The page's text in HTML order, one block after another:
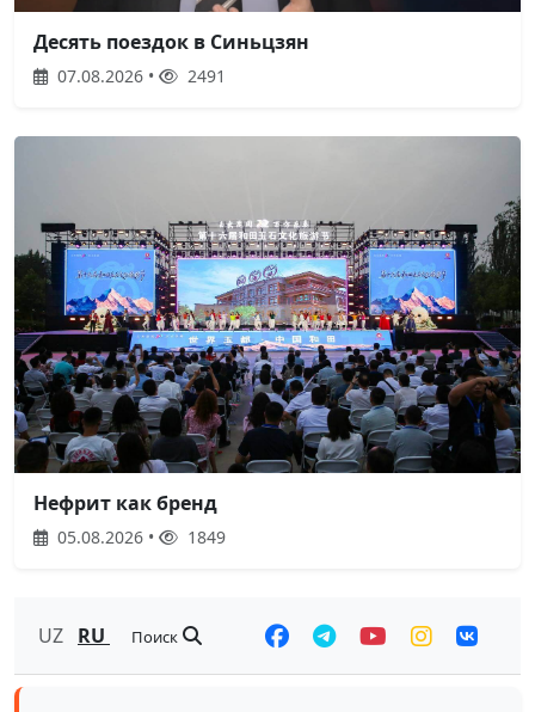
Десять поездок в Синьцзян
07.08.2026 • 2491
Нефрит как бренд
05.08.2026 • 1849
UZ RU Поиск